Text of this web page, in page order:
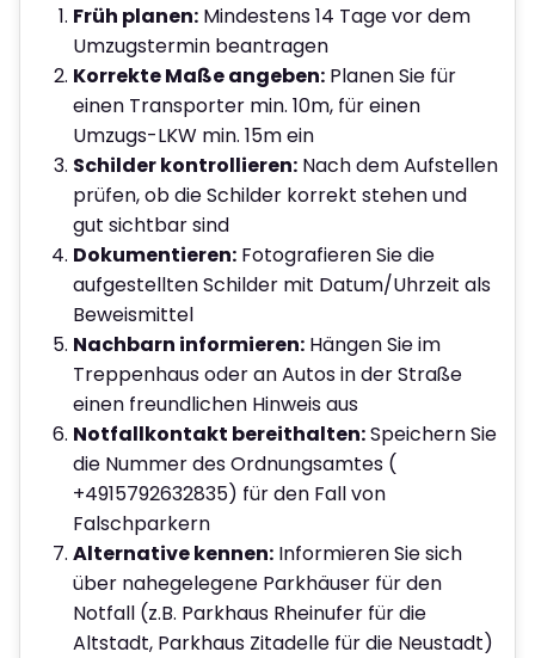
Früh planen: Mindestens 14 Tage vor dem
Umzugstermin beantragen
Korrekte Maße angeben: Planen Sie für
einen Transporter min. 10m, für einen
Umzugs-LKW min. 15m ein
Schilder kontrollieren: Nach dem Aufstellen
prüfen, ob die Schilder korrekt stehen und
gut sichtbar sind
Dokumentieren: Fotografieren Sie die
aufgestellten Schilder mit Datum/Uhrzeit als
Beweismittel
Nachbarn informieren: Hängen Sie im
Treppenhaus oder an Autos in der Straße
einen freundlichen Hinweis aus
Notfallkontakt bereithalten:Speichern Sie
die Nummer des Ordnungsamtes (
+4915792632835) für den Fall von
Falschparkern
Alternative kennen: Informieren Sie sich
über nahegelegene Parkhäuser für den
Notfall (z.B. Parkhaus Rheinufer für die
Altstadt, Parkhaus Zitadelle für die Neustadt)